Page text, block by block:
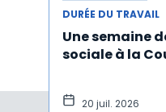
DURÉE DU TRAVAIL
Une semaine
sociale à la
20 juil. 2026